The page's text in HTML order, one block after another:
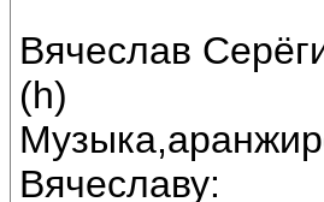
Вячеслав
(h)
Вячеславу: